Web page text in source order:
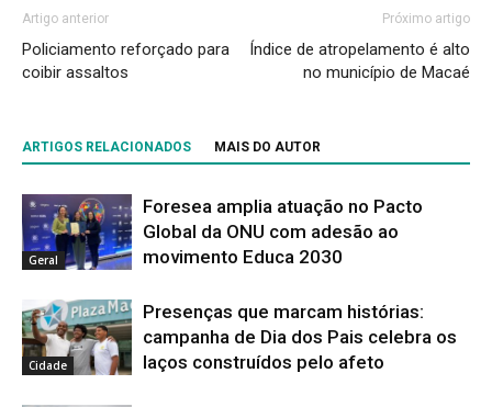
Artigo anterior
Policiamento reforçado para
coibir assaltos
Próximo artigo
Índice de atropelamento é alto
no município de Macaé
ARTIGOS RELACIONADOS MAIS DO AUTOR
Geral
Foresea amplia atuação no Pacto
Global da ONU com adesão ao
movimento Educa 2030
Cidade
Presenças que marcam histórias:
campanha de Dia dos Pais celebra os
laços construídos pelo afeto